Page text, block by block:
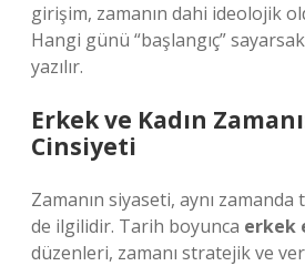
girişim, zamanın dahi ideolojik
Hangi günü “başlangıç”
yazılır.
Erkek ve Kadın
Cinsiyeti
Zamanın siyaseti, aynı
de ilgilidir. Tarih boyunca erkek
düzenleri, zamanı stratejik ve